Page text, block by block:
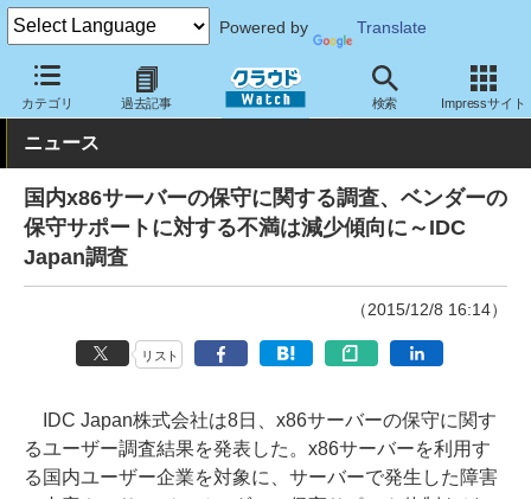
Powered by Translate
カテゴリ 過去記事 検索 Impressサイト
クラウド Watch トピック 調査・予測
ニュース
国内x86サーバーの保守に関する調査、ベンダーの
保守サポートに対する不満は減少傾向に～IDC
Japan調査
（2015/12/8 16:14）
リスト
IDC Japan株式会社は8日、x86サーバーの保守に関す
るユーザー調査結果を発表した。x86サーバーを利用す
る国内ユーザー企業を対象に、サーバーで発生した障害